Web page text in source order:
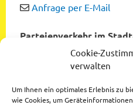
Cookie-
verwalten
Um Ihnen ein optimales Erlebnis zu
wie Cookies, um
Anfrage per E-Mail
Parteienverkehr im
Montag bis Freitag von
Dienstag und Donnerstag